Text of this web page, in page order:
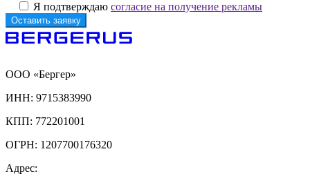
Я подтверждаю согласие на получение рекламы
ООО «Бергер»
ИНН: 9715383990
КПП: 772201001
ОГРН: 1207700176320
Адрес: